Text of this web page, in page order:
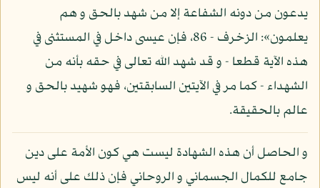
يدعون من دونه الشفاعة إلا من شهد بالحق و هم
يعلمون»: الزخرف - 86، فإن عيسى داخل في المستثنى في
هذه الآية قطعا - و قد شهد الله تعالى في حقه بأنه من
الشهداء - كما مر في الآيتين السابقتين، فهو شهيد بالحق و
عالم بالحقيقة.
و الحاصل أن هذه الشهادة ليست هي كون الأمة على دين
جامع للكمال الجسماني و الروحاني فإن ذلك على أنه ليس